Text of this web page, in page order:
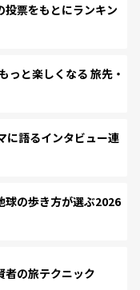
票をもとにランキン
と楽しくなる 旅先・
に語るインタビュー連
球の歩き方が選ぶ2026
者の旅テクニック